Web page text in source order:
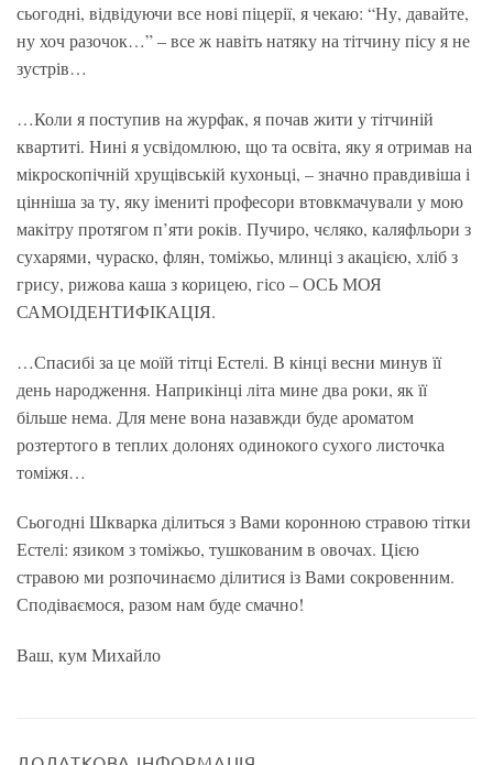
сьогодні, відвідуючи все нові піцерії, я чекаю: “Ну, давайте,
ну хоч разочок…” – все ж навіть натяку на тітчину пісу я не
зустрів…
…Коли я поступив на журфак, я почав жити у тітчиній
квартиті. Нині я усвідомлюю, що та освіта, яку я отримав на
мікроскопічній хрущівській кухоньці, – значно правдивіша і
цінніша за ту, яку імениті професори втовкмачували у мою
макітру протягом п’яти років. Пучиро, чєляко, каляфльори з
сухарями, чураско, флян, томіжьо, млинці з акацією, хліб з
грису, рижова каша з корицею, гісо – ОСЬ МОЯ
САМОІДЕНТИФІКАЦІЯ.
…Спасибі за це моїй тітці Естелі. В кінці весни минув її
день народження. Наприкінці літа мине два роки, як її
більше нема. Для мене вона назавжди буде ароматом
розтертого в теплих долонях одинокого сухого листочка
томіжя…
Сьогодні Шкварка ділиться з Вами коронною стравою тітки
Естелі: язиком з томіжьо, тушкованим в овочах. Цією
стравою ми розпочинаємо ділитися із Вами сокровенним.
Сподіваємося, разом нам буде смачно!
Ваш, кум Михайло